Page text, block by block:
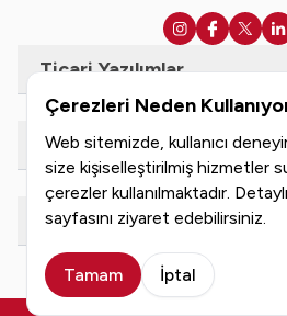
Çerezleri Neden
Web sitemizde, kullanıcı
size kişiselleştirilmiş hizmetler
çerezler kullanılmaktadır.
sayfasını ziyaret edebilirsiniz.
Tamam İptal
Ticari Yazılımlar
e-Dönüşüm Hizmetleri
Kaynaklar